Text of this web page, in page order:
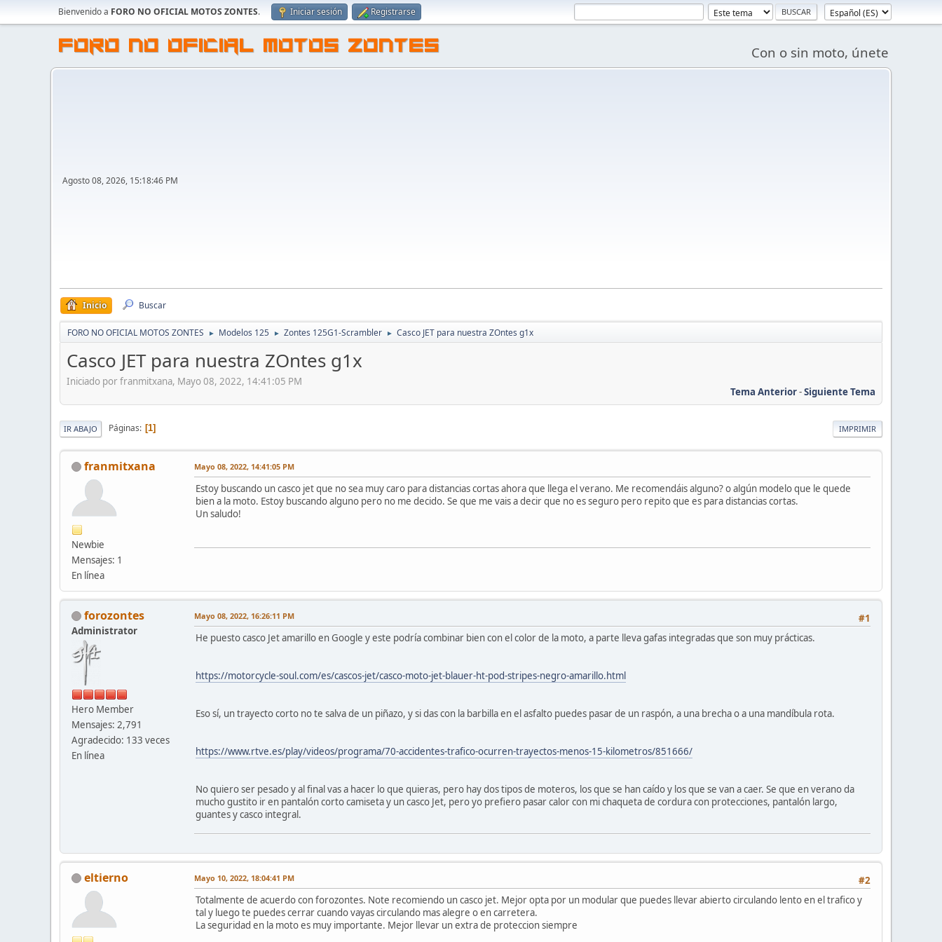
Bienvenido a FORO NO OFICIAL MOTOS ZONTES. Iniciar sesión Registrarse
FORO NO OFICIAL MOTOS ZONTES Con o sin moto, únete
Agosto 08, 2026, 15:18:46 PM
Inicio Buscar
FORO NO OFICIAL MOTOS ZONTES ► Modelos 125 ► Zontes 125G1-Scrambler ► Casco JET para nuestra ZOntes g1x
Casco JET para nuestra ZOntes g1x
Iniciado por franmitxana, Mayo 08, 2022, 14:41:05 PM
Tema Anterior-Siguiente Tema
IMPRIMIR
IR ABAJO Páginas 1
franmitxana
Newbie
Mensajes: 1
En línea
Mayo 08, 2022, 14:41:05 PM
Estoy buscando un casco jet que no sea muy caro para distancias cortas ahora que llega el verano. Me recomendáis alguno? o algún modelo que le quede
bien a la moto. Estoy buscando alguno pero no me decido. Se que me vais a decir que no es seguro pero repito que es para distancias cortas.
Un saludo!
forozontes
Administrator
Hero Member
Mensajes: 2,791
Agradecido: 133 veces
En línea
#1
Mayo 08, 2022, 16:26:11 PM
He puesto casco Jet amarillo en Google y este podría combinar bien con el color de la moto, a parte lleva gafas integradas que son muy prácticas.
https://motorcycle-soul.com/es/cascos-jet/casco-moto-jet-blauer-ht-pod-stripes-negro-amarillo.html
Eso sí, un trayecto corto no te salva de un piñazo, y si das con la barbilla en el asfalto puedes pasar de un raspón, a una brecha o a una mandíbula rota.
https://www.rtve.es/play/videos/programa/70-accidentes-trafico-ocurren-trayectos-menos-15-kilometros/851666/
No quiero ser pesado y al final vas a hacer lo que quieras, pero hay dos tipos de moteros, los que se han caído y los que se van a caer. Se que en verano da
mucho gustito ir en pantalón corto camiseta y un casco Jet, pero yo prefiero pasar calor con mi chaqueta de cordura con protecciones, pantalón largo,
guantes y casco integral.
eltierno #2
Mayo 10, 2022, 18:04:41 PM
Totalmente de acuerdo con forozontes. Note recomiendo un casco jet. Mejor opta por un modular que puedes llevar abierto circulando lento en el trafico y
tal y luego te puedes cerrar cuando vayas circulando mas alegre o en carretera.
La seguridad en la moto es muy importante. Mejor llevar un extra de proteccion siempre